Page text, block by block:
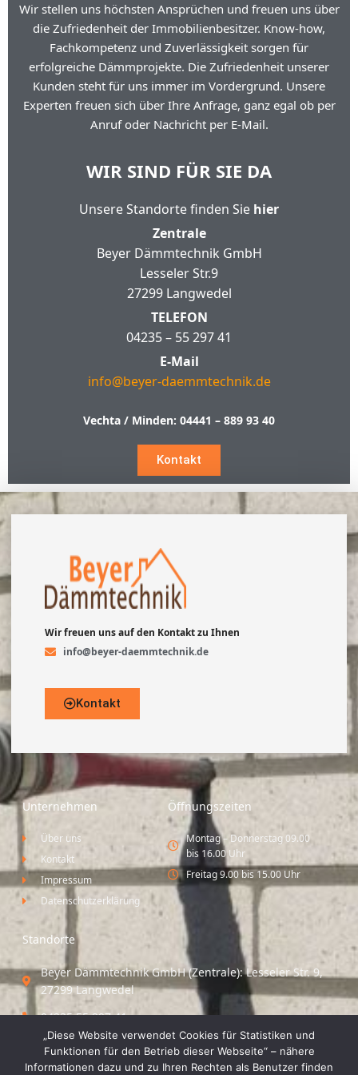
Wir stellen uns höchsten Ansprüchen und freuen uns über
die Zufriedenheit der Immobilienbesitzer. Know-how,
Fachkompetenz und Zuverlässigkeit sorgen für
erfolgreiche Dämmprojekte. Die Zufriedenheit unserer
Kunden steht für uns immer im Vordergrund. Unsere
Experten freuen sich über Ihre Anfrage, ganz egal ob per
Anruf oder Nachricht per E-Mail.
WIR SIND FÜR SIE DA
Unsere Standorte finden Sie hier
Zentrale
Beyer Dämmtechnik GmbH
Lesseler Str.9
27299 Langwedel
TELEFON
04235 – 55 297 41
E-Mail
info@beyer-daemmtechnik.de
Vechta / Minden: 04441 – 889 93 40
Kontakt
Wir freuen uns auf den Kontakt zu Ihnen
info@beyer-daemmtechnik.de
Kontakt
Unternehmen
Über uns
Kontakt
Impressum
Datenschutzerklärung
Öffnungszeiten
Montag – Donnerstag 09.00
bis 16.00 Uhr
Freitag 9.00 bis 15.00 Uhr
Standorte
Beyer Dämmtechnik GmbH (Zentrale): Lesseler Str. 9,
27299 Langwedel
04235 55 297 41
Standort Vechta / Minden: Osloer Straße 21 49377
Vechta
„Diese Website verwendet Cookies für Statistiken und
Funktionen für den Betrieb dieser Webseite“ – nähere
Informationen dazu und zu Ihren Rechten als Benutzer finden